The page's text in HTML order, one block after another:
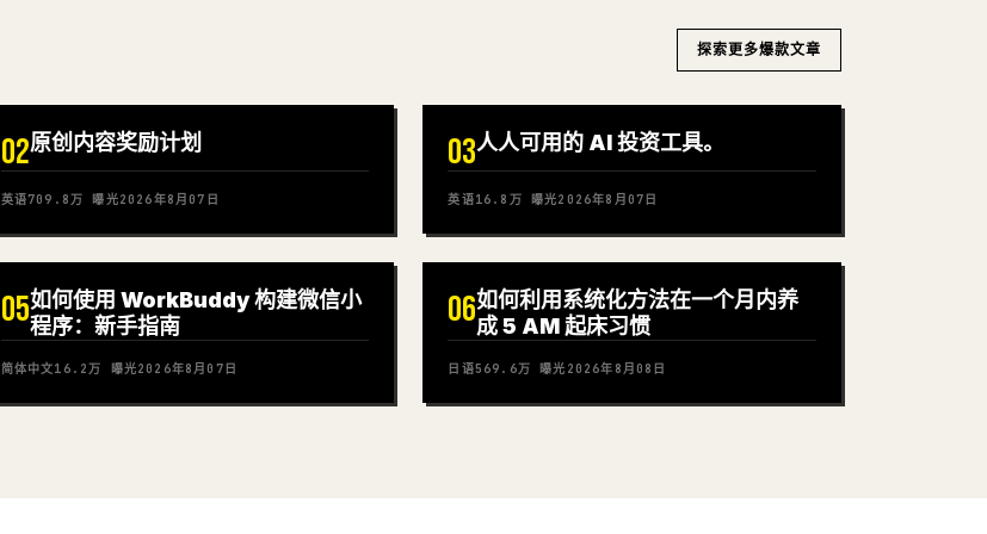
探索更多爆款文章
02原创内容奖励计划
英语709.8万 曝光2026年8月07日
03人人可用的 AI 投资工具。
英语16.8万 曝光2026年8月07日
05如何使用 WorkBuddy 构建微信小
程序：新手指南
简体中文16.2万 曝光2026年8月07日
06如何利用系统化方法在一个月内养
成 5 AM 起床习惯
日语569.6万 曝光 2026年8月08日